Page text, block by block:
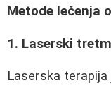
Metode lečenja
1. Laserski
Laserska